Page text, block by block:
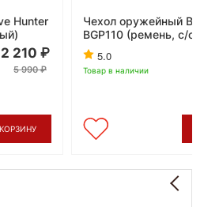
Hunter
2 210
5 990
Чехол оружейный
BGP110 (ремень, с/о,
5.0
Товар в наличии